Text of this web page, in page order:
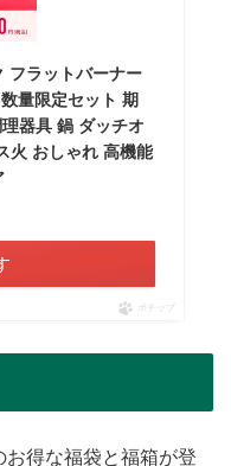
フラットバーナー
量限定セット 期
器具 鍋 ダッチオ
火 おしゃれ 高機能
ポチップ
得な福袋と福箱が登